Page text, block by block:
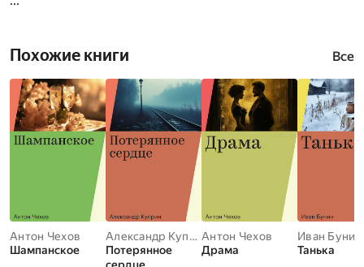
Похожие книги Все
Антон Чехов
Шампанское
Александр Куприн
Потерянное
сердце
Антон Чехов
Драма
Иван Бунин
Танька